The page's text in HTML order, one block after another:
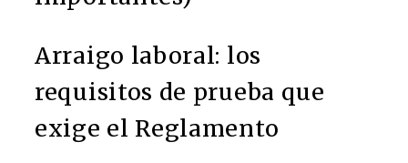
Arraigo laboral: los
requisitos de prueba que
exige el Reglamento